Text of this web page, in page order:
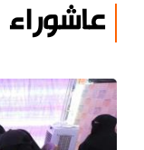
عاشوراء